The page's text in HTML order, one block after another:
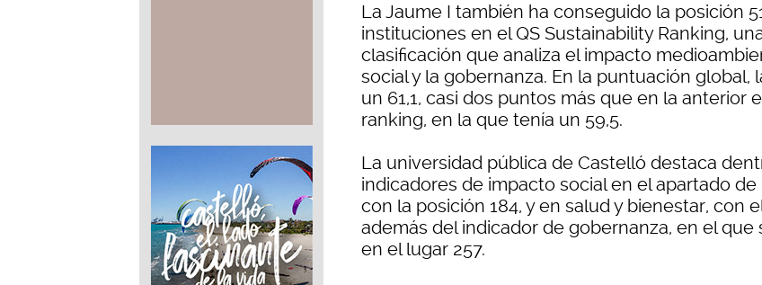
La Jaume I también ha conseguido la posición
instituciones en el QS Sustainability Ranking,
clasificación que analiza el impacto
social y la gobernanza. En la puntuación global,
un 61,1, casi dos puntos más que en la anterior
ranking, en la que tenía un 59,5.
La universidad pública de Castelló destaca
indicadores de impacto social en el apartado de
con la posición 184, y en salud y bienestar, con
además del indicador de gobernanza, en el que
en el lugar 257.